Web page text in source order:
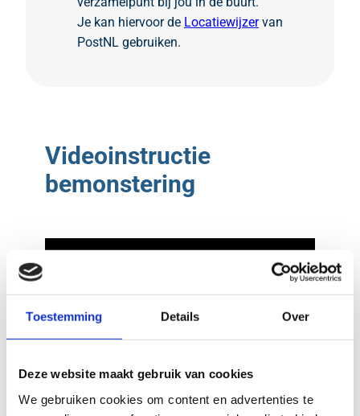
Toestemming Details Over
Deze website maakt gebruik van cookies
We gebruiken cookies om content en advertenties te
Je kan hiervoor de Locatiewijzervan
PostNL gebruiken.
Videoinstructie
bemonstering